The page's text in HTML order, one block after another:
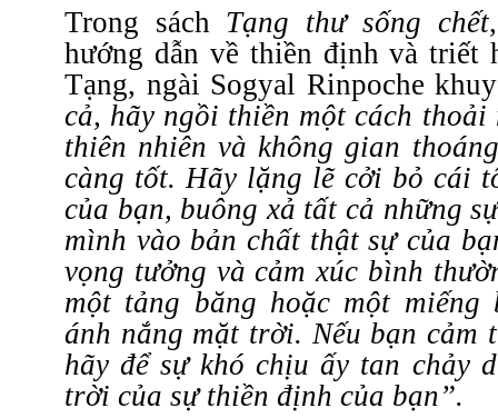
Trong sách Tạng thưsống chết
hướng dẫn về thiền định và triết
Tạng, ngài Sogyal Rinpoche
cả, hãy ngồi thiền một cách
thiên nhiên và không gian
càng tốt. Hãy lặng lẽ cởi bỏ cái
của bạn, buông xả tất cả những
mình vào bản chất thật sự của
vọng tưởng và cảm xúc bình
một tảng băng hoặc một miếng
ánh nắng mặt trời. Nếu bạn cảm
hãy để sự khó chịu ấy tan chảy
trời của sự thiền định của bạn”.